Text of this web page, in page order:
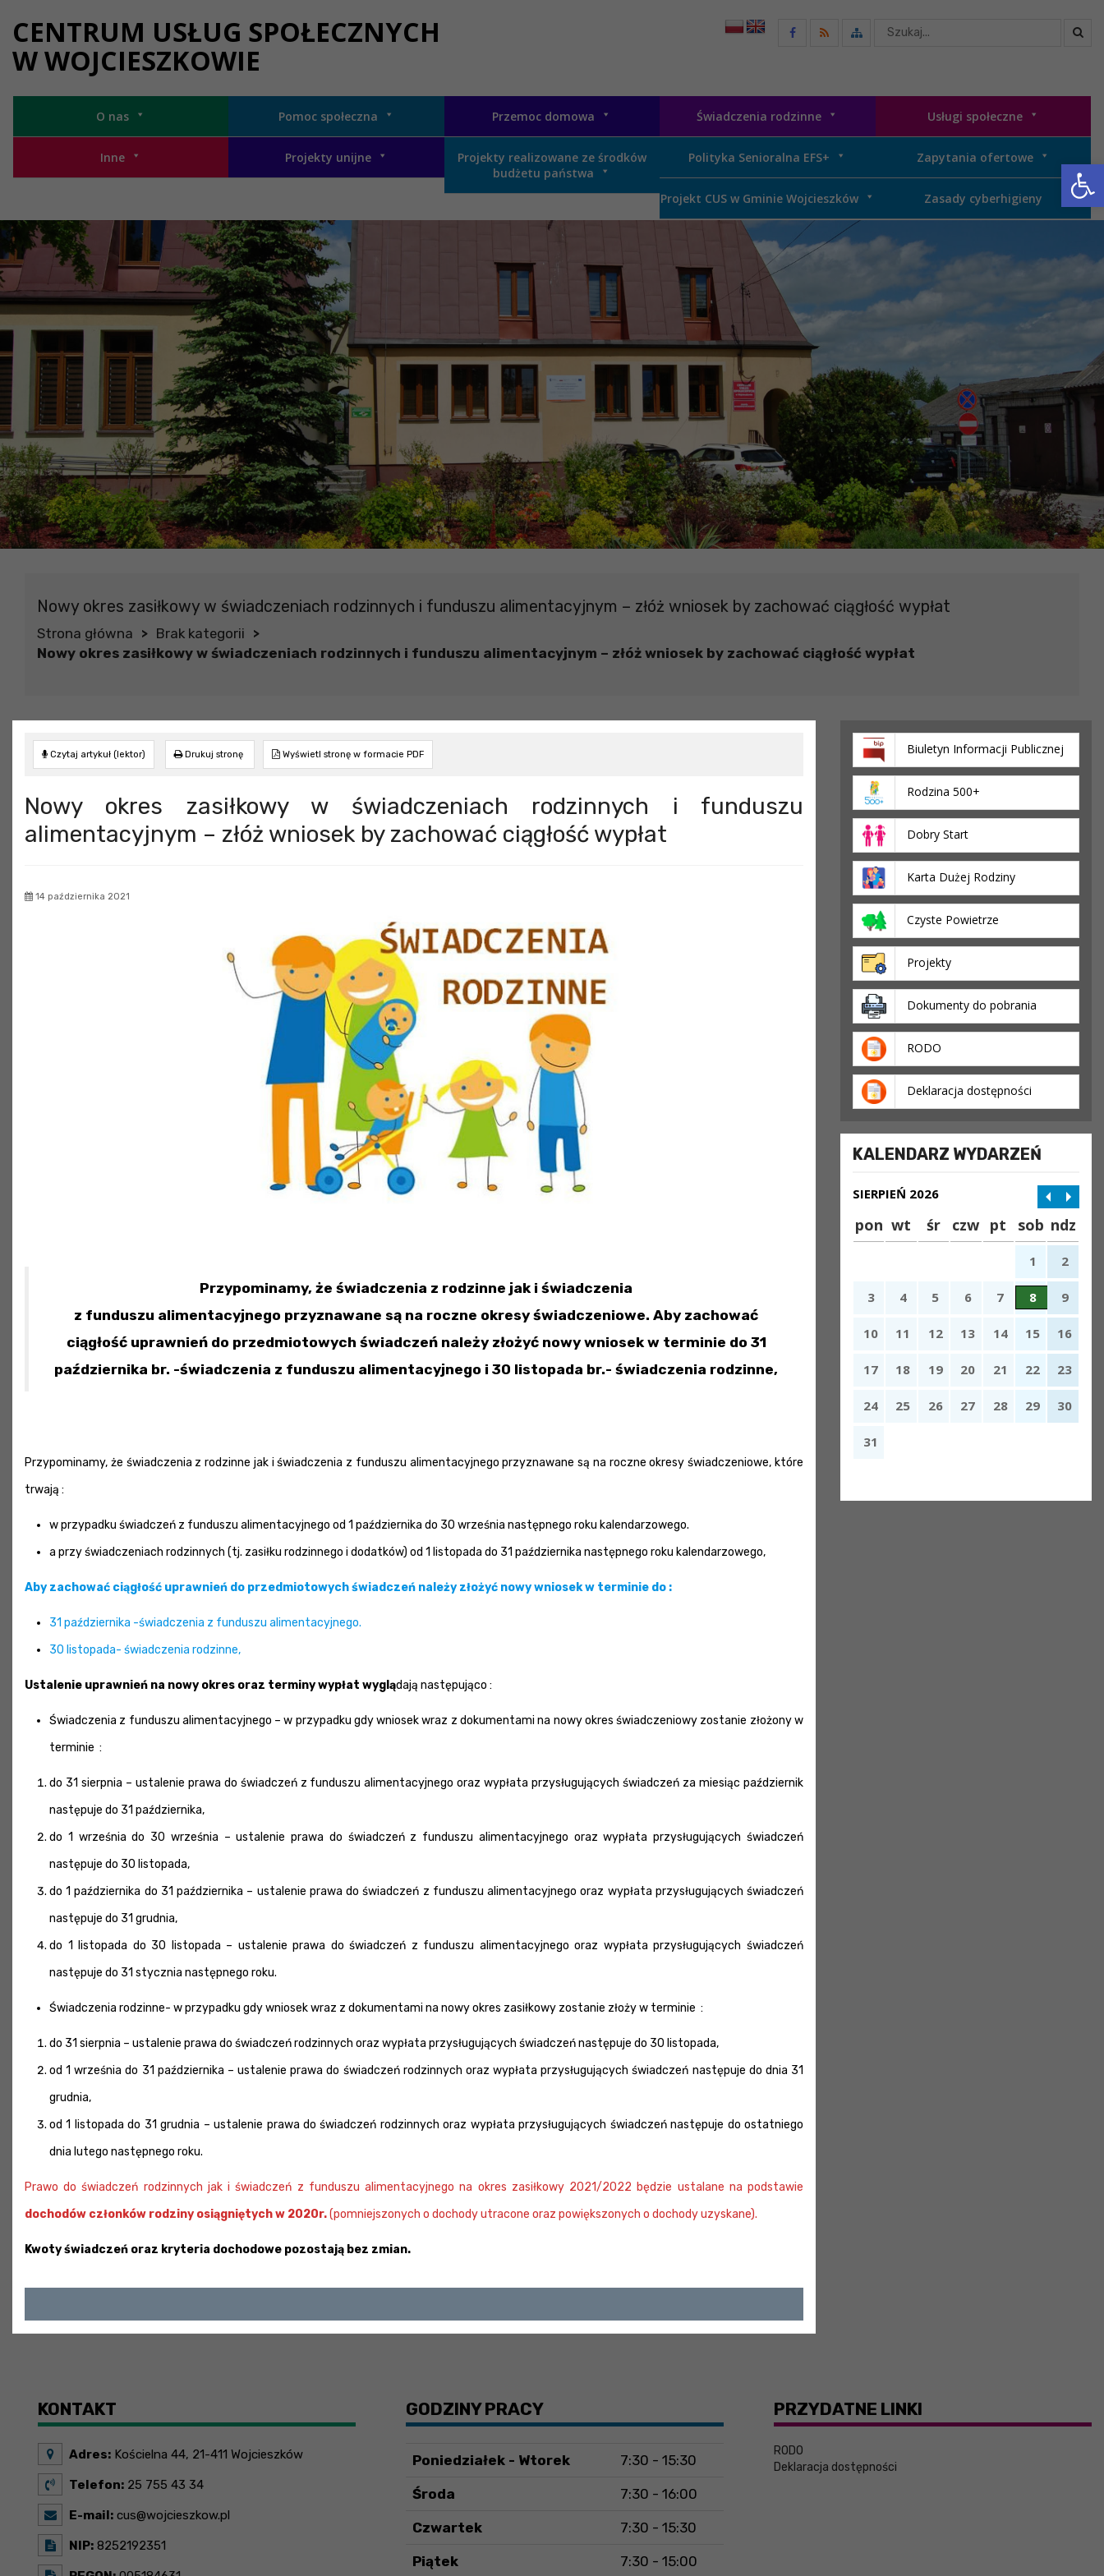
CENTRUM USŁUG SPOŁECZNYCH
W WOJCIESZKOWIE
O nas Pomoc społeczna Przemoc domowa Świadczenia rodzinne Usługi społeczne
Inne Projekty unijne
Projekty realizowane ze środków
budżetu państwa
Polityka Senioralna EFS+ Zapytania ofertowe
Projekt CUS w Gminie Wojcieszków Zasady cyberhigieny
Nowy okres zasiłkowy w świadczeniach rodzinnych i funduszu alimentacyjnym – złóż wniosek by zachować ciągłość wypłat
Strona główna > Brak kategorii >
Nowy okres zasiłkowy w świadczeniach rodzinnych i funduszu alimentacyjnym – złóż wniosek by zachować ciągłość wypłat
Czytaj artykuł (lektor) Drukuj stronę Wyświetl stronę w formacie PDF
Nowy okres zasiłkowy w świadczeniach rodzinnych i funduszu
alimentacyjnym – złóż wniosek by zachować ciągłość wypłat
14 października 2021
Przypominamy, że świadczenia z rodzinne jak i świadczenia
z funduszu alimentacyjnego przyznawane są na roczne okresy świadczeniowe. Aby zachować
ciągłość uprawnień do przedmiotowych świadczeń należy złożyć nowy wniosek w terminie do 31
października br. -świadczenia z funduszu alimentacyjnego i 30 listopada br.- świadczenia rodzinne,
Przypominamy, że świadczenia z rodzinne jak i świadczenia z funduszu alimentacyjnego przyznawane są na roczne okresy świadczeniowe, które
trwają :
w przypadku świadczeń z funduszu alimentacyjnego od 1 października do 30 września następnego roku kalendarzowego.
a przy świadczeniach rodzinnych (tj. zasiłku rodzinnego i dodatków) od 1 listopada do 31 października następnego roku kalendarzowego,
Aby zachować ciągłość uprawnień do przedmiotowych świadczeń należy złożyć nowy wniosek w terminie do :
31 października -świadczenia z funduszu alimentacyjnego.
30 listopada- świadczenia rodzinne,
Ustalenie uprawnień na nowy okres oraz terminy wypłat wyglądają następująco :
Świadczenia z funduszu alimentacyjnego – w przypadku gdy wniosek wraz z dokumentami na nowy okres świadczeniowy zostanie złożony w
terminie :
do 31 sierpnia – ustalenie prawa do świadczeń z funduszu alimentacyjnego oraz wypłata przysługujących świadczeń za miesiąc październik
następuje do 31 października,
do 1 września do 30 września – ustalenie prawa do świadczeń z funduszu alimentacyjnego oraz wypłata przysługujących świadczeń
następuje do 30 listopada,
do 1 października do 31 października – ustalenie prawa do świadczeń z funduszu alimentacyjnego oraz wypłata przysługujących świadczeń
następuje do 31 grudnia,
do 1 listopada do 30 listopada – ustalenie prawa do świadczeń z funduszu alimentacyjnego oraz wypłata przysługujących świadczeń
następuje do 31 stycznia następnego roku.
Świadczenia rodzinne- w przypadku gdy wniosek wraz z dokumentami na nowy okres zasiłkowy zostanie złoży w terminie :
do 31 sierpnia – ustalenie prawa do świadczeń rodzinnych oraz wypłata przysługujących świadczeń następuje do 30 listopada,
od 1 września do 31 października – ustalenie prawa do świadczeń rodzinnych oraz wypłata przysługujących świadczeń następuje do dnia 31
grudnia,
od 1 listopada do 31 grudnia – ustalenie prawa do świadczeń rodzinnych oraz wypłata przysługujących świadczeń następuje do ostatniego
dnia lutego następnego roku.
Prawo do świadczeń rodzinnych jak i świadczeń z funduszu alimentacyjnego na okres zasiłkowy 2021/2022 będzie ustalane na podstawie
dochodów członków rodziny osiągniętych w 2020r.(pomniejszonych o dochody utracone oraz powiększonych o dochody uzyskane).
Kwoty świadczeń oraz kryteria dochodowe pozostają bez zmian.
Biuletyn Informacji Publicznej
Rodzina 500+
Dobry Start
Karta Dużej Rodziny
Czyste Powietrze
Projekty
Dokumenty do pobrania
RODO
Deklaracja dostępności
KALENDARZ WYDARZEŃ
SIERPIEŃ 2026
pon wt śr czw pt sob ndz
1 2
3 4 5 6 7 8 9
10 11 12 13 14 15 16
17 18 19 20 21 22 23
24 25 26 27 28 29 30
31
KONTAKT
Adres: Kościelna 44, 21-411 Wojcieszków
Telefon: 25 755 43 34
E-mail: cus@wojcieszkow.pl
NIP: 8252192351
GODZINY PRACY
Poniedziałek - Wtorek 7:30 - 15:30
Środa 7:30 - 16:00
Czwartek 7:30 - 15:30
Piątek 7:30 - 15:00
PRZYDATNE LINKI
RODO
Deklaracja dostępności